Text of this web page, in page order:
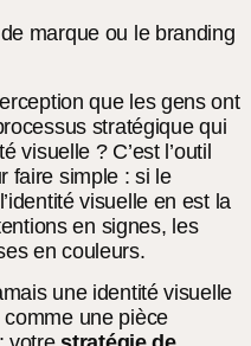
marque ou le branding
que les gens ont
stratégique qui
visuelle ? C’est l’outil
faire simple : si le
visuelle en est la
en signes, les
en couleurs.
une identité visuelle
une pièce